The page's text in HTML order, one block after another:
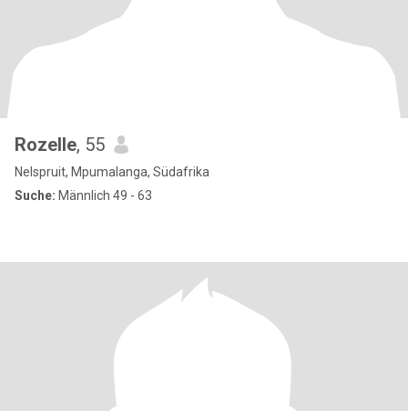
Rozelle, 55
Nelspruit, Mpumalanga, Südafrika
Suche: Männlich 49 - 63